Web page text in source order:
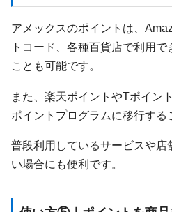
アメックスのポイントは、
トコード、各種百貨店で利用
ことも可能です。
また、楽天ポイントやTポイン
ポイントプログラムに移行する
普段利用しているサービスや店
い場合にも便利です。